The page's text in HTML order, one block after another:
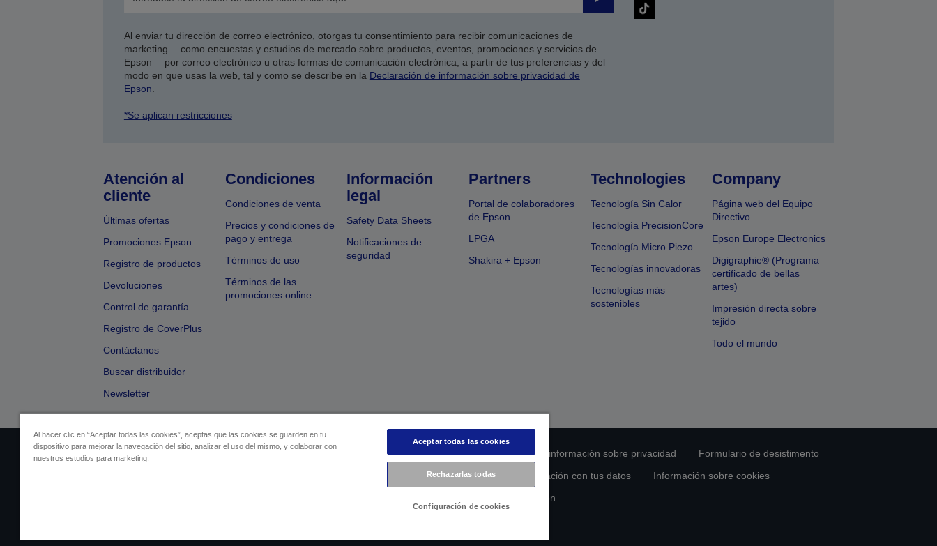
Enviar
Al enviar tu dirección de correo electrónico, otorgas tu consentimiento para recibir comunicaciones de
marketing —como encuestas y estudios de mercado sobre productos, eventos, promociones y servicios de
Epson— por correo electrónico u otras formas de comunicación electrónica, a partir de tus preferencias y del
modo en que usas la web, tal y como se describe en la Declaración de información sobre privacidad de
Epson
*Se aplican restricciones
Atención al
cliente
Últimas ofertas
Promociones Epson
Registro de productos
Devoluciones
Control de garantía
Registro de CoverPlus
Contáctanos
Buscar distribuidor
Newsletter
Condiciones
Condiciones de venta
Precios y condiciones de
pago y entrega
Términos de uso
Términos de las
promociones online
Información
legal
Safety Data Sheets
Notificaciones de
seguridad
Partners
Portal de colaboradores
de Epson
LPGA
Shakira + Epson
Technologies
Tecnología Sin Calor
Tecnología PrecisionCore
Tecnología Micro Piezo
Tecnologías innovadoras
Tecnologías más
sostenibles
Company
Página web del Equipo
Directivo
Epson Europe Electronics
Digigraphie® (Programa
certificado de bellas
artes)
Impresión directa sobre
tejido
Todo el mundo
Identificación del vendedor Identificación de cumplimiento de los productos Declaración de información sobre privacidad
Formulario de desistimento
Ponte en contacto con nosotros en relación con tus datos
Información sobre cookies
Compromiso de accesibilidad de Epson
Al hacer clic en “Aceptar todas las cookies”, aceptas que las cookies se guarden en tu
dispositivo para mejorar la navegación del sitio, analizar el uso del mismo, y colaborar con
nuestros estudios para marketing.
Aceptar todas las cookies
Rechazarlas todas
Configuración de cookies